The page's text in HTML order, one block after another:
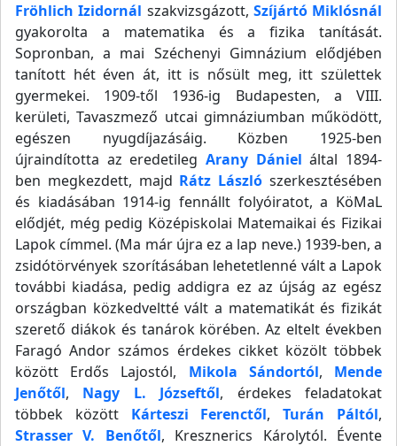
Fröhlich Izidornál szakvizsgázott, Szíjártó Miklósnál
gyakorolta a matematika és a fizika tanítását.
Sopronban, a mai Széchenyi Gimnázium elődjében
tanított hét éven át, itt is nősült meg, itt születtek
gyermekei. 1909-től 1936-ig Budapesten, a VIII.
kerületi, Tavaszmező utcai gimnáziumban működött,
egészen nyugdíjazásáig. Közben 1925-ben
újraindította az eredetileg Arany Dániel által 1894-
ben megkezdett, majd Rátz László szerkesztésében
és kiadásában 1914-ig fennállt folyóiratot, a KöMaL
elődjét, még pedig Középiskolai Matemaikai és Fizikai
Lapok címmel. (Ma már újra ez a lap neve.) 1939-ben, a
zsidótörvények szorításában lehetetlenné vált a Lapok
további kiadása, pedig addigra ez az újság az egész
országban közkedveltté vált a matematikát és fizikát
szerető diákok és tanárok körében. Az eltelt években
Faragó Andor számos érdekes cikket közölt többek
között Erdős Lajostól, Mikola Sándortól, Mende
Jenőtől, Nagy L. Józseftől, érdekes feladatokat
többek között Kárteszi Ferenctől,Turán Páltól,
Strasser V. Benőtől, Kresznerics Károlytól. Évente